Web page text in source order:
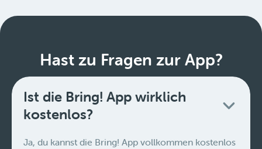
Hast zu Fragen zur App?
Ist die Bring! App wirklich
kostenlos?
Ja, du kannst die Bring! App vollkommen kostenlos